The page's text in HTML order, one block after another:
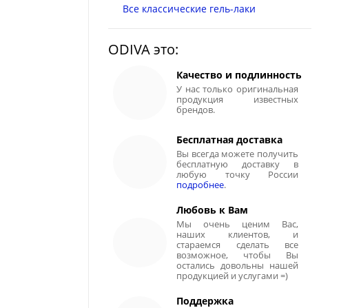
Все классические гель-лаки
ODIVA это:
Качество и подлинность
У нас только оригинальная
продукция известных
брендов.
Бесплатная доставка
Вы всегда можете получить
бесплатную доставку в
любую точку России
подробнее.
Любовь к Вам
Мы очень ценим Вас,
наших клиентов, и
стараемся сделать все
возможное, чтобы Вы
остались довольны нашей
продукцией и услугами =)
Поддержка